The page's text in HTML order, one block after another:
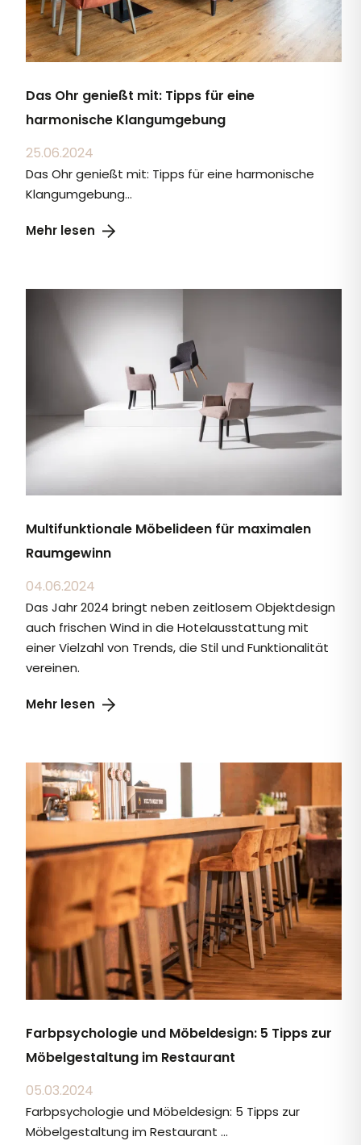
Das Ohr genießt mit: Tipps für eine
harmonische Klangumgebung
25.06.2024
Das Ohr genießt mit: Tipps für eine harmonische
Klangumgebung...
Multifunktionale Möbelideen für maximalen
Raumgewinn
04.06.2024
Das Jahr 2024 bringt neben zeitlosem Objektdesign
auch frischen Wind in die Hotelausstattung mit
einer Vielzahl von Trends, die Stil und Funktionalität
vereinen.
Farbpsychologie und Möbeldesign: 5 Tipps zur
Möbelgestaltung im Restaurant
05.03.2024
Farbpsychologie und Möbeldesign: 5 Tipps zur
Möbelgestaltung im Restaurant ...